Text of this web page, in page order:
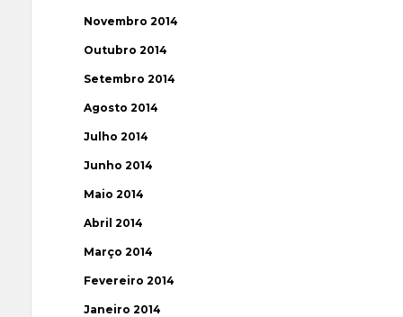
Novembro 2014
Outubro 2014
Setembro 2014
Agosto 2014
Julho 2014
Junho 2014
Maio 2014
Abril 2014
Março 2014
Fevereiro 2014
Janeiro 2014